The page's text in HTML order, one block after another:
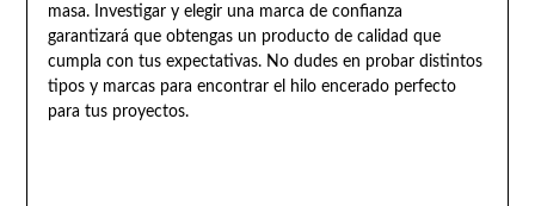
masa. Investigar y elegir una marca de confianza
garantizará que obtengas un producto de calidad que
cumpla con tus expectativas. No dudes en probar distintos
tipos y marcas para encontrar el hilo encerado perfecto
para tus proyectos.